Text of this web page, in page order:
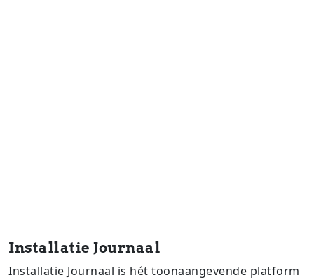
Installatie Journaal
Installatie Journaal is hét toonaangevende platform